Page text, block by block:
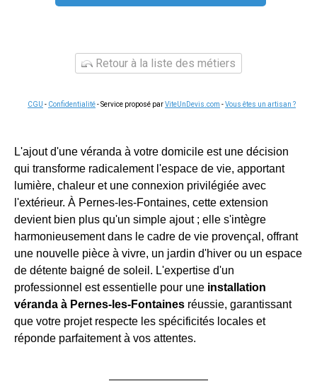
Retour à la liste des métiers
CGU - Confidentialité- Service proposé parViteUnDevis.com -Vous êtes un artisan ?
L'ajout d'une véranda à votre domicile est une décision
qui transforme radicalement l'espace de vie, apportant
lumière, chaleur et une connexion privilégiée avec
l'extérieur. À Pernes-les-Fontaines, cette extension
devient bien plus qu'un simple ajout ; elle s'intègre
harmonieusement dans le cadre de vie provençal, offrant
une nouvelle pièce à vivre, un jardin d'hiver ou un espace
de détente baigné de soleil. L'expertise d'un
professionnel est essentielle pour une installation
véranda à Pernes-les-Fontaines réussie, garantissant
que votre projet respecte les spécificités locales et
réponde parfaitement à vos attentes.